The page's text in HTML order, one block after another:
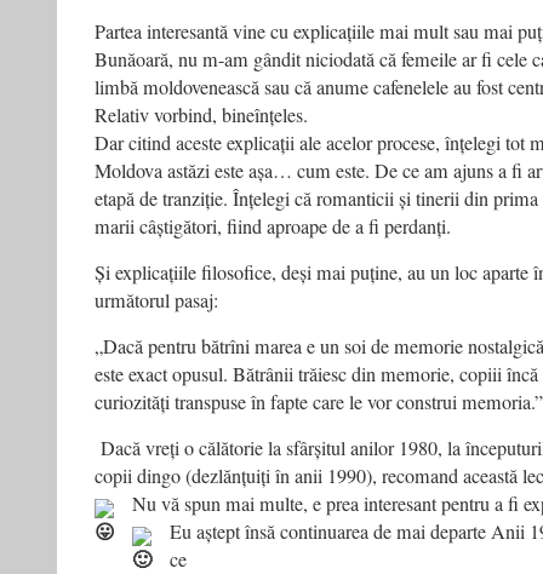
Partea interesantă vine cu explicațiile mai mult sau mai
Bunăoară, nu m-am gândit niciodată că femeile ar fi cele
limbă moldovenească sau că anume cafenelele au fost
Relativ vorbind, bineînțeles.
Dar citind aceste explicații ale acelor procese, înțelegi tot
Moldova astăzi este așa… cum este. De ce am ajuns a fi
etapă de tranziție. Înțelegi că romanticii și tinerii din
marii câștigători, fiind aproape de a fi perdanți.
Și explicațiile filosofice, deși mai puține, au un loc aparte
următorul pasaj:
„Dacă pentru bătrîni marea e un soi de memorie
este exact opusul. Bătrânii trăiesc din memorie, copiii
curiozități transpuse în fapte care le vor construi memoria.”
Dacă vreți o călătorie la sfârșitul anilor 1980, la
copii dingo (dezlănțuiți în anii 1990), recomand această
Nu vă spun mai multe, e prea interesant pentru a fi
Eu aștept însă continuarea de mai departeAnii
ce